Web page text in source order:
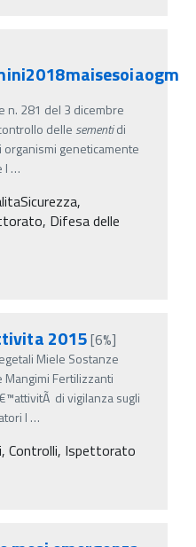
n. 281 del 3 dicembre
delle sementidi
geneticamente
l …
Difesa delle
2015[6%]
Miele Sostanze
Fertilizzanti
di vigilanza sugli
I …
Controlli, Ispettorato